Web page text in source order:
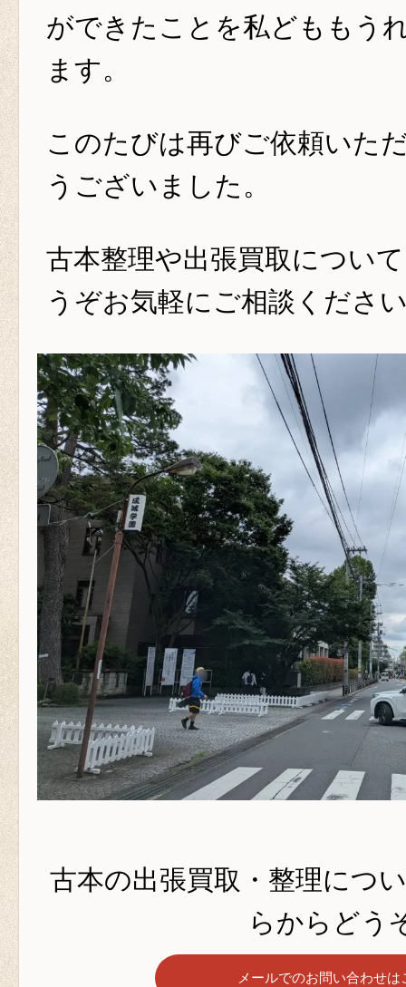
ができたことを私どももう
ます。
このたびは再びご依頼いた
うございました。
古本整理や出張買取につい
うぞお気軽にご相談くださ
古本の出張買取・整理につ
らからどう
メールでのお問い合わせは